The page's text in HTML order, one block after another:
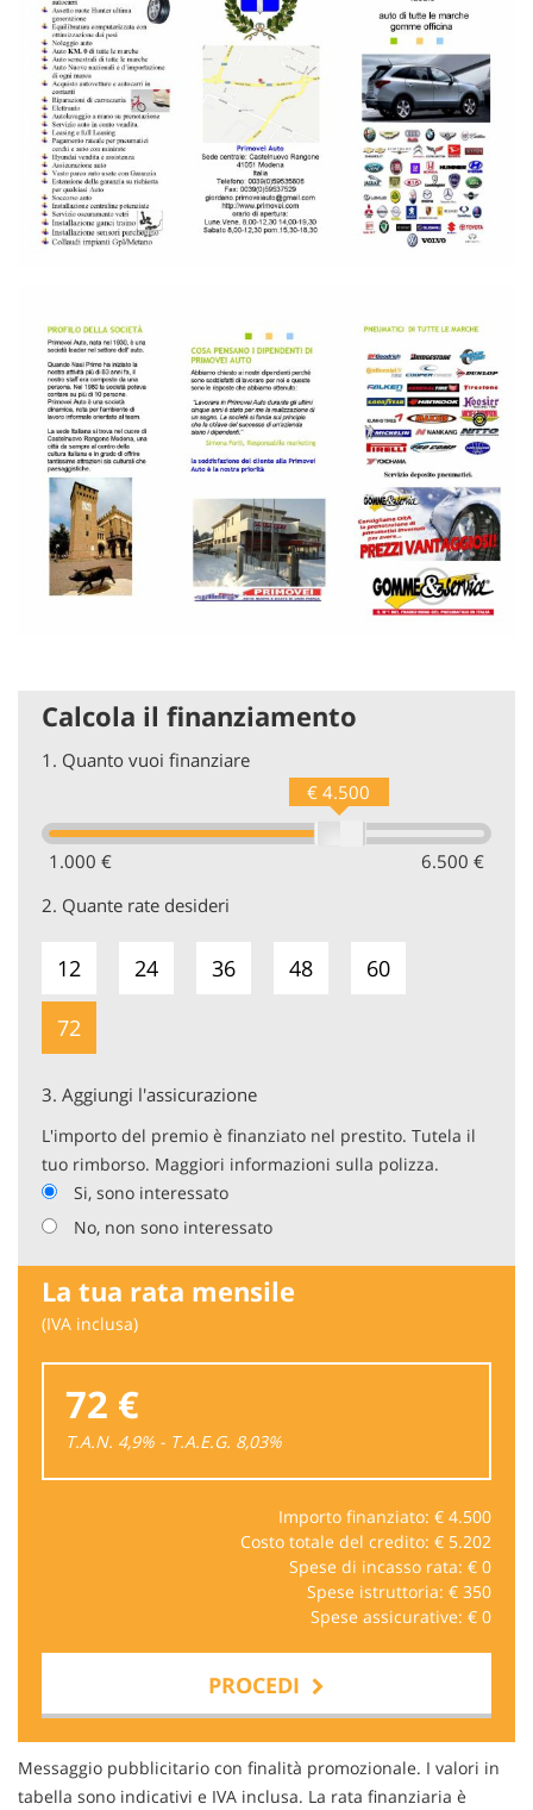
Calcola il finanziamento
1. Quanto vuoi finanziare
1.000 € 6.500 €
€ 4.500
2. Quante rate desideri
12 24 36 48 60
72
3. Aggiungi l'assicurazione
L'importo del premio è finanziato nel prestito. Tutela il
tuo rimborso. Maggiori informazioni sulla polizza.
Si, sono interessato
No, non sono interessato
La tua rata mensile
(IVA inclusa)
72 €
T.A.N. 4,9% - T.A.E.G. 8,03%
Importo finanziato: € 4.500
Costo totale del credito: € 5.202
Spese di incasso rata: € 0
Spese istruttoria: € 350
Spese assicurative: € 0
PROCEDI
Contattaci
Messaggio pubblicitario con finalità promozionale. I valori in
tabella sono indicativi e IVA inclusa. La rata finanziaria è